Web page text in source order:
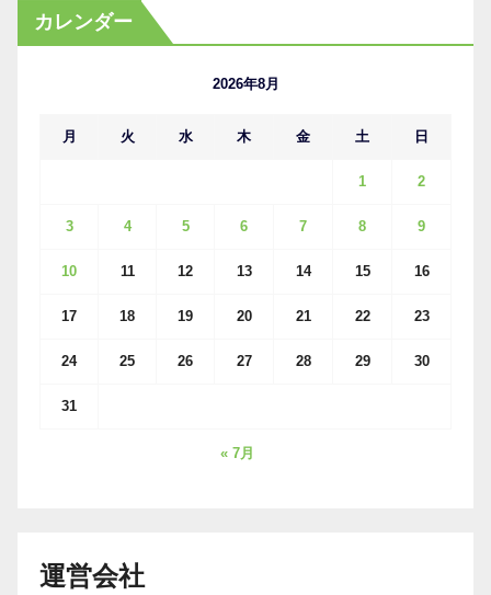
カ
イ
カレンダー
2026年8月
月 火 水 木 金 土 日
1 2
3 4 5 6 7 8 9
10 11 12 13 14 15 16
17 18 19 20 21 22 23
24 25 26 27 28 29 30
31
« 7月
運営会社